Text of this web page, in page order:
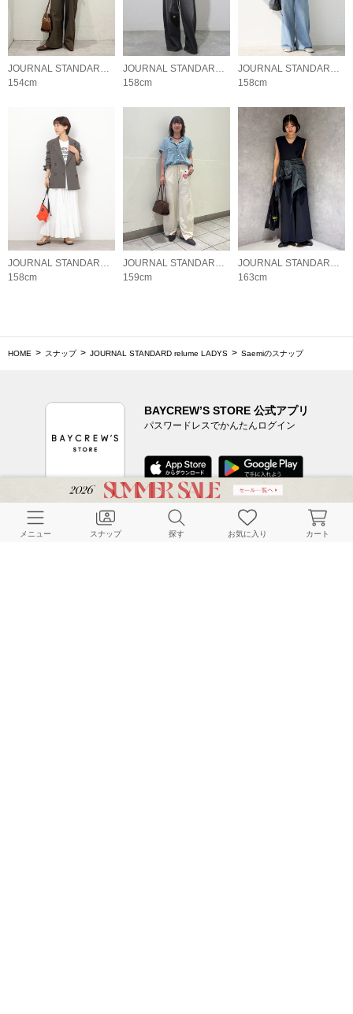
JOURNAL STANDARD relume LADYS
154cm
JOURNAL STANDARD relume LADYS
158cm
JOURNAL STANDARD relume LADYS
158cm
158cm
159cm
163cm
HOME スナップ JOURNAL STANDARD relume LADYS Saemiのスナップ
BAYCREW’S STORE 公式アプリ
パスワードレスでかんたんログイン
CUSTOMER SERVICE
メニュー スナップ 探す お気に入り カート